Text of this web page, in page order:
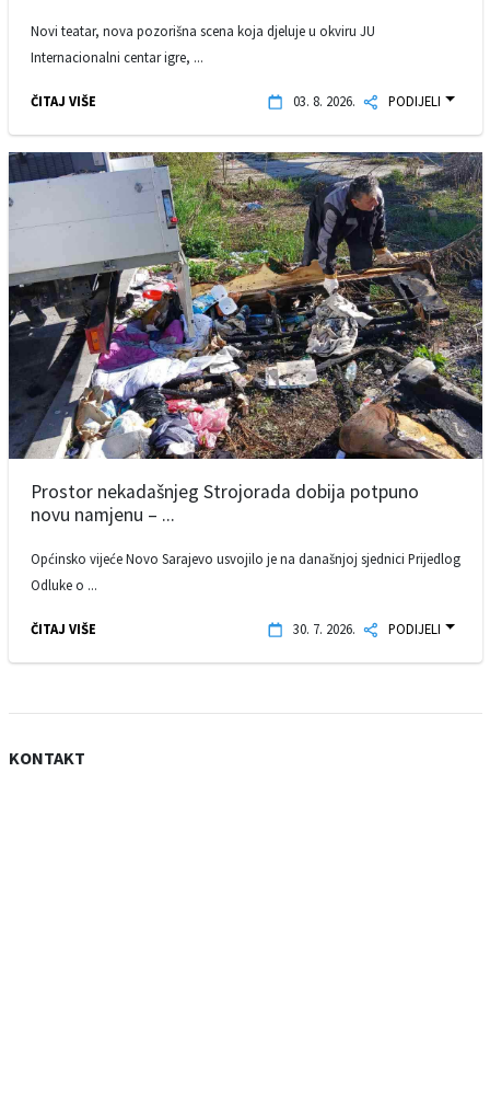
Novi teatar, nova pozorišna scena koja djeluje u okviru JU
Internacionalni centar igre, ...
ČITAJ VIŠE 03. 8. 2026. PODIJELI
Prostor nekadašnjeg Strojorada dobija potpuno
novu namjenu – ...
Općinsko vijeće Novo Sarajevo usvojilo je na današnjoj sjednici Prijedlog
Odluke o ...
ČITAJ VIŠE 30. 7. 2026. PODIJELI
KONTAKT